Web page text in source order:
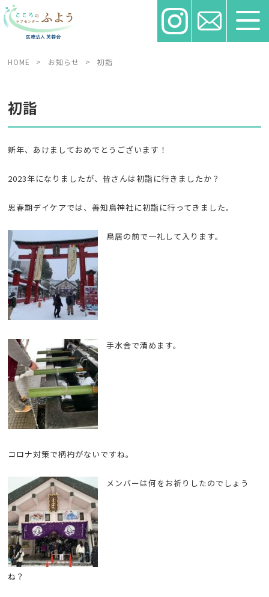
HOME > お知らせ > 初詣
初詣
新年、あけましておめでとうございます！
2023年になりましたが、皆さんは初詣に行きましたか？
思春期デイケアでは、善知鳥神社に初詣に行ってきました。
鳥居の前で一礼して入ります。
手水舎で清めます。
コロナ対策で柄杓がないですね。
メンバーは何をお祈りしたのでしょう
ね？